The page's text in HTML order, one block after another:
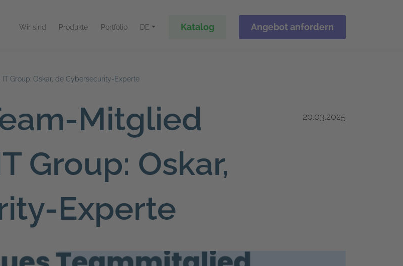
Wir sind Produkte Portfolio DE Katalog Angebot anfordern
Group: Oskar, de Cybersecurity-Experte
Mitglied
Group: Oskar,
Experte
20.03.2025